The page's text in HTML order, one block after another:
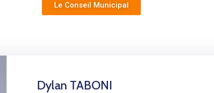
Le Conseil Municipal
Dylan TABONI